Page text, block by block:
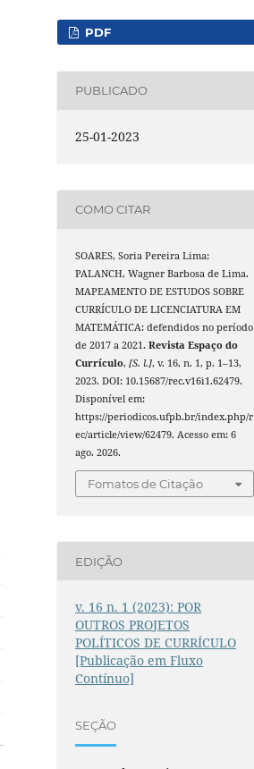
PDF
PUBLICADO
25-01-2023
COMO CITAR
SOARES, Soria Pereira Lima;
PALANCH, Wagner Barbosa de Lima.
MAPEAMENTO DE ESTUDOS SOBRE
CURRÍCULO DE LICENCIATURA EM
MATEMÁTICA: defendidos no período
de 2017 a 2021.Revista Espaço do
Currículo,[S. l.], v. 16, n. 1, p. 1–13,
2023. DOI: 10.15687/rec.v16i1.62479.
Disponível em:
https://periodicos.ufpb.br/index.php/r
ec/article/view/62479. Acesso em: 6
ago. 2026.
Fomatos de Citação
EDIÇÃO
v. 16 n. 1 (2023): POR
OUTROS PROJETOS
POLÍTICOS DE CURRÍCULO
[Publicação em Fluxo
Contínuo]
SEÇÃO